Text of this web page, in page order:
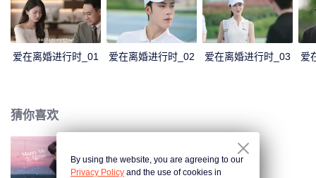
爱在离婚进行时_01 爱在离婚进行时_02 爱在离婚进行时_03 爱
猜你喜欢
请再和我结婚吧
By using the website, you are agreeing to our
Privacy Policy and the use of cookies in